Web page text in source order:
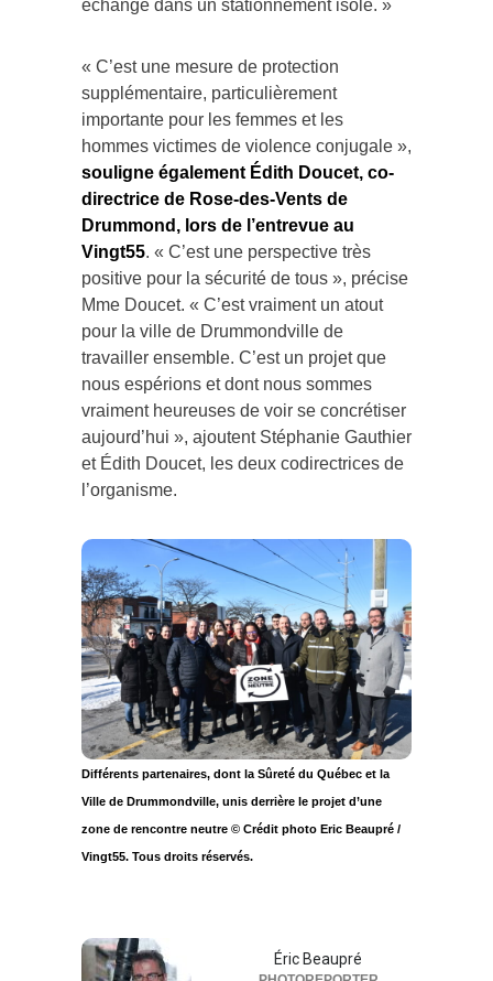
« C’est une mesure de protection
supplémentaire, particulièrement
importante pour les femmes et les
hommes victimes de violence conjugale »,
souligne également Édith Doucet, co-
directrice de Rose-des-Vents de
Drummond, lors de l’entrevue au
Vingt55 . « C’est une perspective très
positive pour la sécurité de tous », précise
Mme Doucet. « C’est vraiment un atout
pour la ville de Drummondville de
travailler ensemble. C’est un projet que
nous espérions et dont nous sommes
vraiment heureuses de voir se concrétiser
aujourd’hui », ajoutent Stéphanie Gauthier
et Édith Doucet, les deux codirectrices de
l’organisme.
Différents partenaires, dont la Sûreté du Québec et la
Ville de Drummondville, unis derrière le projet d’une
zone de rencontre neutre © Crédit photo Eric Beaupré /
Vingt55. Tous droits réservés.
Éric Beaupré
PHOTOREPORTER